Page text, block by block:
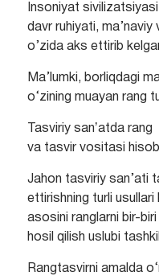
Insoniyat
davr ruhiyati,
o’zida aks ettirib
Ma’lumki, borliqdagi
o‘zining muayan rang
Tasviriy sanʼatda
va tasvir vositasi
Jahon tasviriy san’ati
ettirishning turli
asosini ranglarni bir-
hosil qilish uslubi
Rangtasvirni amalda